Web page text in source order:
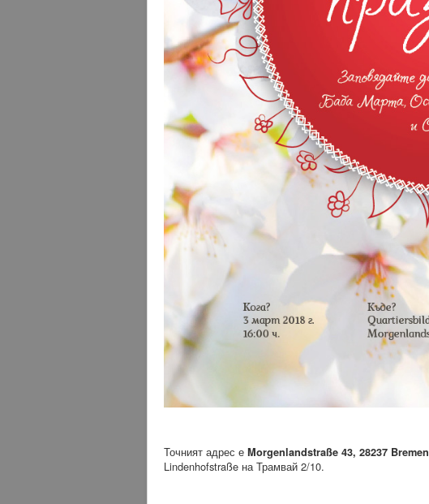
Точният адрес е Morgenlandstraße 43, 28237 Bremen
Lindenhofstraße на Трамвай 2/10.